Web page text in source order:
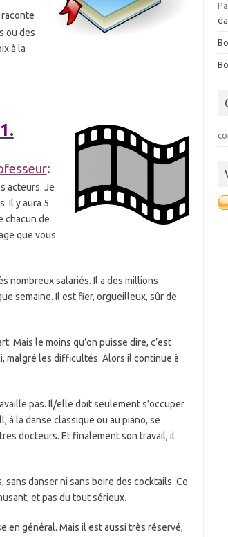
ou des
à la
:
acteurs. Je
Il y aura 5
chacun de
que vous
nombreux salariés. Il a des millions
semaine. Il est fier, orgueilleux, sûr de
Mais le moins qu’on puisse dire, c’est
malgré les difficultés. Alors il continue à
pas. Il/elle doit seulement s’occuper
à la danse classique ou au piano, se
docteurs. Et finalement son travail, il
danser ni sans boire des cocktails. Ce
et pas du tout sérieux.
en général. Mais il est aussi très réservé,